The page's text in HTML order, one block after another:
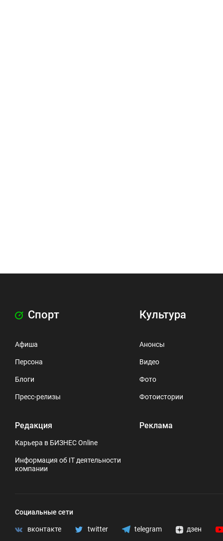
Спорт
Афиша
Персона
Блоги
Пресс-релизы
Редакция
Карьера в БИЗНЕС Online
Информация об IT деятельности
компании
Культура
Анонсы
Видео
Фото
Фотоистории
Реклама
Социальные сети
вконтакте twitter telegram дзен